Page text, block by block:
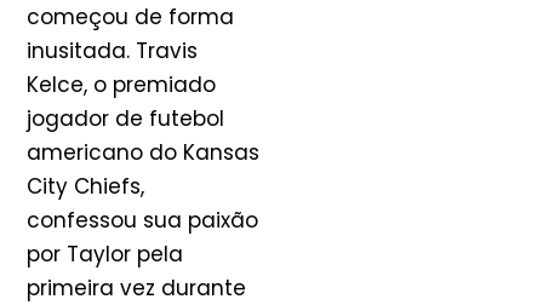
começou de forma
inusitada. Travis
Kelce, o premiado
jogador de futebol
americano do Kansas
City Chiefs,
confessou sua paixão
por Taylor pela
primeira vez durante